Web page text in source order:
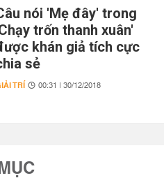
nói 'Mẹ đây' trong
trốn thanh xuân'
khán giả tích cực
sẻ
TRÍ 00:31 | 30/12/2018